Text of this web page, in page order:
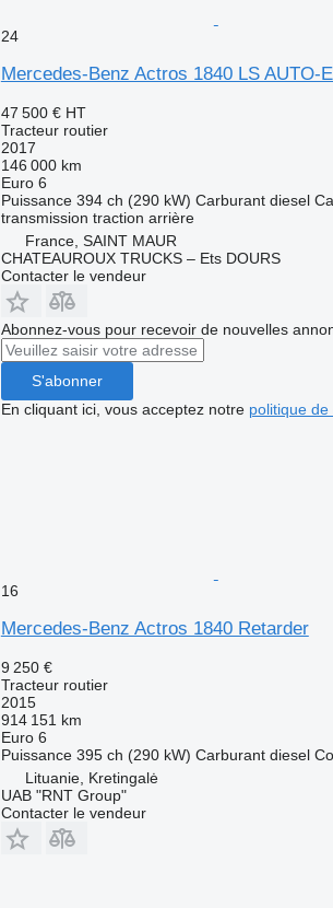
24
Mercedes-Benz Actros 1840 LS AUTO-
47 500 € HT
Tracteur routier
2017
146 000 km
Euro 6
Puissance 394 ch (290 kW) Carburant diesel
transmission traction arrière
France, SAINT MAUR
CHATEAUROUX TRUCKS – Ets DOURS
Contacter le vendeur
Abonnez-vous pour recevoir de nouvelles
S'abonner
En cliquant ici, vous acceptez notre politique
16
Mercedes-Benz Actros 1840 Retarder
9 250 €
Tracteur routier
2015
914 151 km
Euro 6
Puissance 395 ch (290 kW) Carburant diesel
Lituanie, Kretingalė
UAB "RNT Group"
Contacter le vendeur